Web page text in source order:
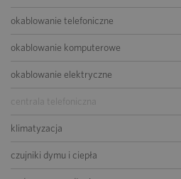
okablowanie telefoniczne
okablowanie komputerowe
okablowanie elektryczne
centrala telefoniczna
klimatyzacja
czujniki dymu i ciepła